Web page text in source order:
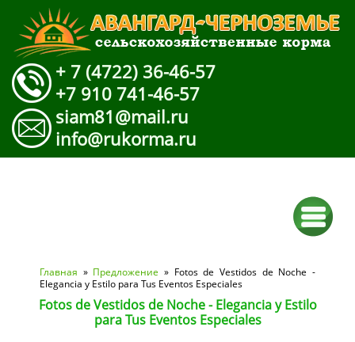
+ 7 (4722) 36-46-57
+7 910 741-46-57
siam81@mail.ru
info@rukorma.ru
Вы здесь
Главная » Предложение » Fotos de Vestidos de Noche -
Elegancia y Estilo para Tus Eventos Especiales
Fotos de Vestidos de Noche - Elegancia y Estilo
para Tus Eventos Especiales